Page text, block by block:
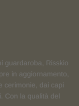
guardaroba, Risskio
in aggiornamento,
cerimonie, dai capi
Con la qualità del